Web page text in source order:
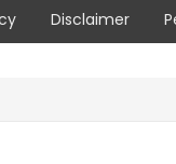
Disclaimer